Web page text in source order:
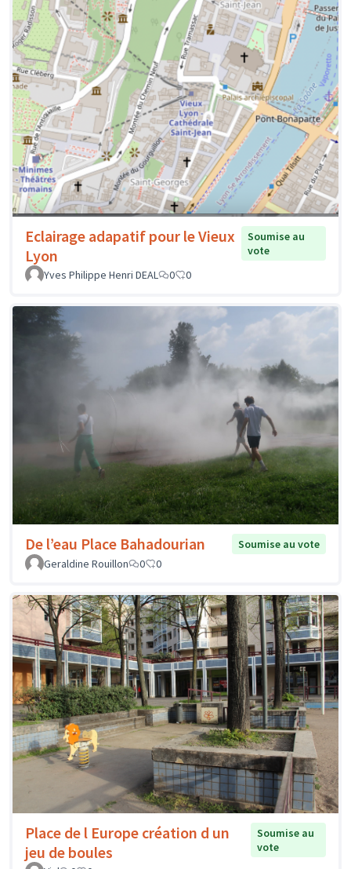
Eclairage adapatif pour le Vieux
Lyon
Soumise au
vote
Yves Philippe Henri DEAL
0 0
De l’eau Place Bahadourian
Soumise au vote
Geraldine Rouillon
0 0
Place de l Europe création d un
jeu de boules
Soumise au
vote